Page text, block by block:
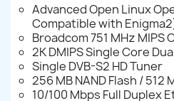
Advanced Open Linux
Compatible with
Broadcom 751 MHz MIPS
2K DMIPS Single Core
Single DVB-S2 HD Tuner
256 MB NAND Flash / 512
10/100 Mbps Full Duplex